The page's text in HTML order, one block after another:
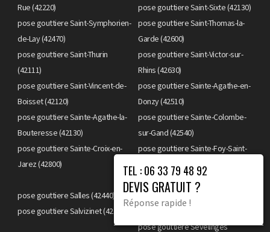
Rue (42220)
pose gouttiere Saint-Sixte (42130)
pose gouttiere Saint-Symphorien-
de-Lay (42470)
pose gouttiere Saint-Thomas-la-
Garde (42600)
pose gouttiere Saint-Thurin
(42111)
pose gouttiere Saint-Victor-sur-
Rhins (42630)
pose gouttiere Saint-Vincent-de-
Boisset (42120)
pose gouttiere Sainte-Agathe-en-
Donzy (42510)
pose gouttiere Sainte-Agathe-la-
Bouteresse (42130)
pose gouttiere Sainte-Colombe-
sur-Gand (42540)
pose gouttiere Sainte-Croix-en-
Jarez (42800)
pose gouttiere Sainte-Foy-Saint-
Sulpice (42110)
pose gouttiere Salles (42440)
pose gouttiere Salt-en-Donzy
(42110)
pose gouttiere Salvizinet (42110)
pose gouttiere Sauvain (42990)
pose gouttiere Sevelinges
TEL : 06 33 79 48 92
DEVIS GRATUIT ?
Réponse rapide !